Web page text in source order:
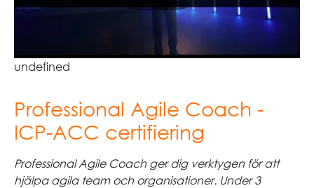
undefined
Professional Agile Coach -
ICP-ACC certifiering
Professional Agile Coach ger dig verktygen för att
hjälpa agila team och organisationer. Under 3